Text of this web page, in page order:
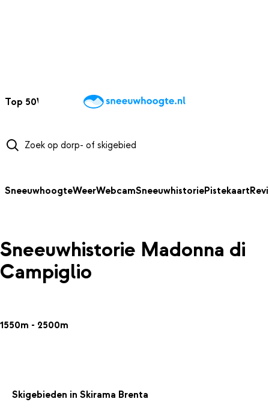
Top 50Webcams WintersportweerKaarten
SneeuwhoogteWeerWebcamSneeuwhistoriePistekaart
Sneeuwhistorie Madonna di
Campiglio
1550m - 2500m
Skigebieden in Skirama Brenta